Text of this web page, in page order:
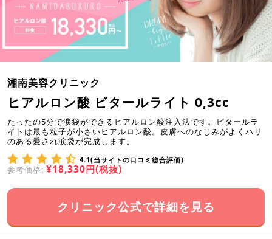
湘南美容クリニック
ヒアルロン酸 ビタールライト 0,3cc
たったの5分で涙袋ができるヒアルロン酸注入法です。ビタールラ
イトは最も粒子が小さいヒアルロン酸。皮膚へのなじみがよくハリ
のある愛され涙袋が完成します。
4.1(当サイトの口コミ総合評価)
参考価格: ¥18,330円(税抜)
クリニック公式で詳細を見る